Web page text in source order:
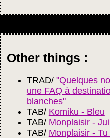
Other things :
TRAD/ "Quelques
une FAQ à
blanches"
TAB/ Komiku - Bleu
TAB/ Monplaisir -
TAB/ Monplaisir -